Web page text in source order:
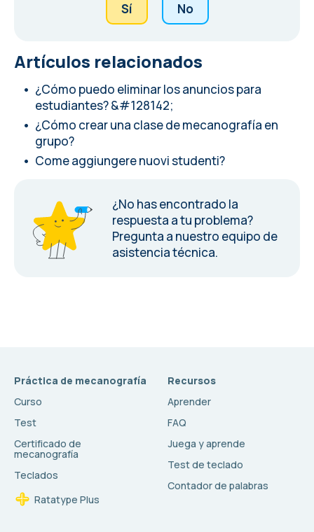
Sí No
Artículos relacionados
¿Cómo puedo eliminar los anuncios para
estudiantes? &#128142;
¿Cómo crear una clase de mecanografía en
grupo?
Come aggiungere nuovi studenti?
¿No has encontrado la
respuesta a tu problema?
Pregunta a nuestro equipo de
asistencia técnica.
Práctica de mecanografía
Curso
Test
Certificado de
mecanografía
Teclados
Ratatype Plus
Recursos
Aprender
FAQ
Juega y aprende
Test de teclado
Contador de palabras